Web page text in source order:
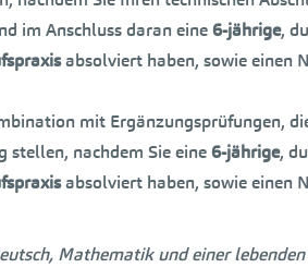
im Anschluss daran eine 6-jährige,
absolviert haben, sowie einen
mit Ergänzungsprüfungen,
stellen, nachdem Sie eine 6-jährige,
absolviert haben, sowie einen
Mathematik und einer